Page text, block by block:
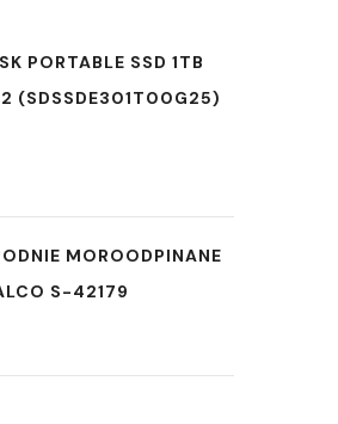
PORTABLE SSD 1TB
(SDSSDE301T00G25)
MOROODPINANE
S-42179